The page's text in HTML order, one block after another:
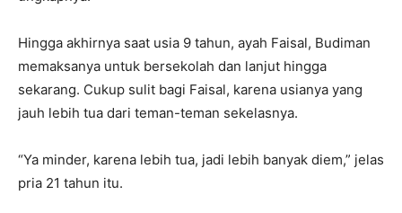
Hingga akhirnya saat usia 9 tahun, ayah Faisal, Budiman
memaksanya untuk bersekolah dan lanjut hingga
sekarang. Cukup sulit bagi Faisal, karena usianya yang
jauh lebih tua dari teman-teman sekelasnya.
“Ya minder, karena lebih tua, jadi lebih banyak diem,” jelas
pria 21 tahun itu.